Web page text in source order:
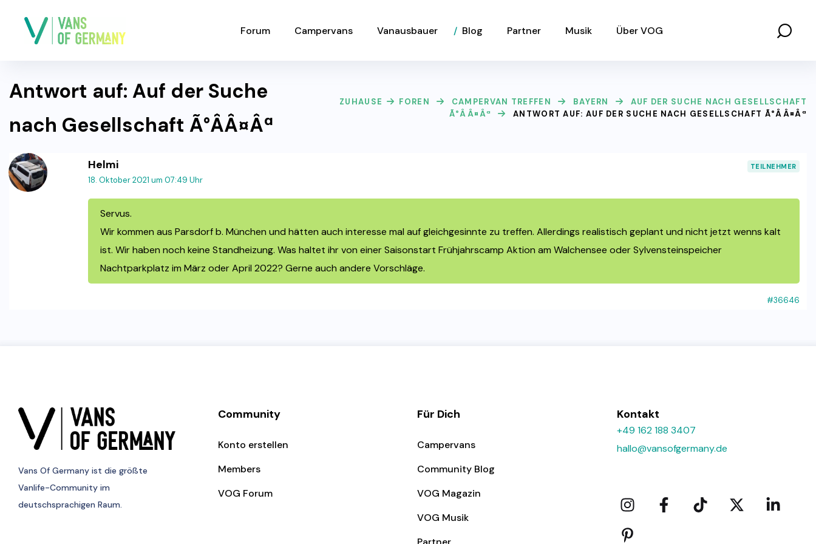
Forum Campervans Vanausbauer Blog Partner Musik Über VOG
Antwort auf: Auf der Suche
nach Gesellschaft Ã°ÂÂ¤Âª
ZUHAUSE FOREN CAMPERVAN TREFFEN BAYERN
AUF DER SUCHE NACH GESELLSCHAFT
Ã°ÂÂ¤Âª
ANTWORT AUF: AUF DER SUCHE NACH GESELLSCHAFT Ã°ÂÂ¤Âª
Helmi
18. Oktober 2021 um 07:49 Uhr
TEILNEHMER
Servus.
Wir kommen aus Parsdorf b. München und hätten auch interesse mal auf gleichgesinnte zu treffen. Allerdings realistisch geplant und nicht jetzt wenns kalt
ist. Wir haben noch keine Standheizung. Was haltet ihr von einer Saisonstart Frühjahrscamp Aktion am Walchensee oder Sylvensteinspeicher
Nachtparkplatz im März oder April 2022? Gerne auch andere Vorschläge.
#36646
Vans Of Germany ist die größte
Vanlife-Community im
deutschsprachigen Raum.
Community
Konto erstellen
Members
VOG Forum
Für Dich
Campervans
Community Blog
VOG Magazin
VOG Musik
Kontakt
+49 162 188 3407
hallo@vansofgermany.de